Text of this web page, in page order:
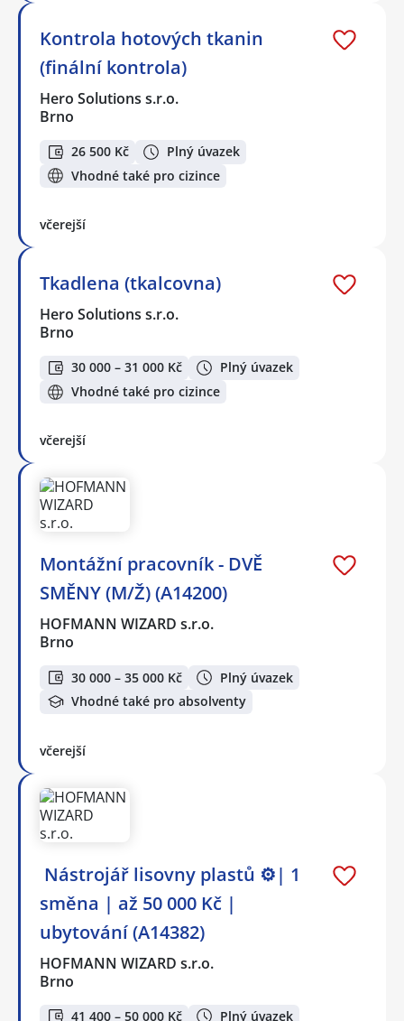
Kontrola hotových tkanin
(finální kontrola)
Hero Solutions s.r.o.
Brno
26 500 Kč
Plný úvazek
Vhodné také pro cizince
včerejší
Tkadlena (tkalcovna)
Hero Solutions s.r.o.
Brno
30 000 – 31 000 Kč
Plný úvazek
Vhodné také pro cizince
včerejší
Montážní pracovník - DVĚ
SMĚNY (M/Ž) (A14200)
HOFMANN WIZARD s.r.o.
Brno
30 000 – 35 000 Kč
Plný úvazek
Vhodné také pro absolventy
včerejší
️ Nástrojář lisovny plastů ⚙️| 1
směna | až 50 000 Kč |
ubytování (A14382)
HOFMANN WIZARD s.r.o.
Brno
41 400 – 50 000 Kč Plný úvazek